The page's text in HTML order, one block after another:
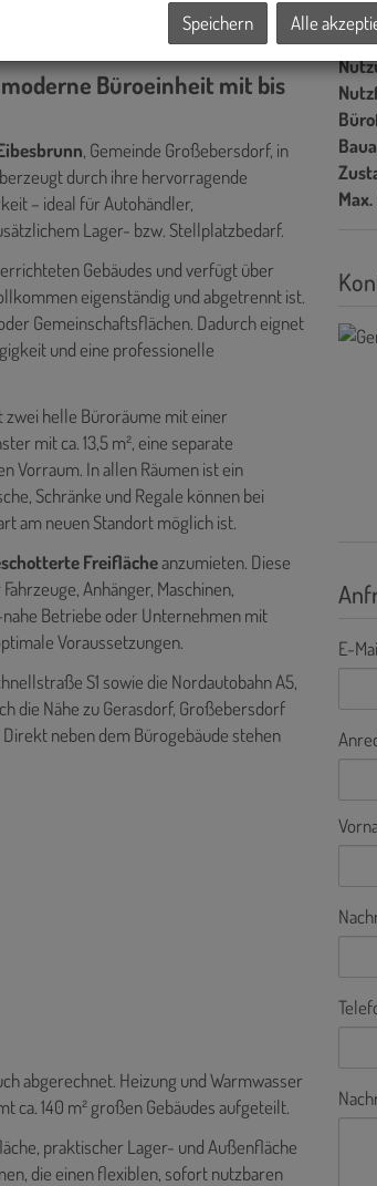
Büroeinheit mit bis
, Gemeinde Großebersdorf, in
durch ihre hervorragende
– ideal für Autohändler,
Lager- bzw. Stellplatzbedarf.
Gebäudes und verfügt über
eigenständig und abgetrennt ist.
Gemeinschaftsflächen. Dadurch eignet
und eine professionelle
zwei helle Büroräume mit einer
mit ca. 13,5 m², eine separate
Vorraum. In allen Räumen ist ein
Schränke und Regale können bei
am neuen Standort möglich ist.
Freiflächeanzumieten. Diese
Anhänger, Maschinen,
Betriebe oder Unternehmen mit
Voraussetzungen.
S1 sowie die Nordautobahn A5,
die Nähe zu Gerasdorf, Großebersdorf
neben dem Bürogebäude stehen
abgerechnet. Heizung und Warmwasser
ca. 140 m² großen Gebäudes aufgeteilt.
praktischer Lager- und Außenfläche
die einen flexiblen, sofort nutzbaren
E-
Speichern Alle